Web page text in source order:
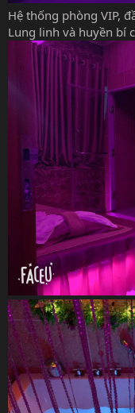
Hệ thống phòng VIP,
Lung linh và huyền bí